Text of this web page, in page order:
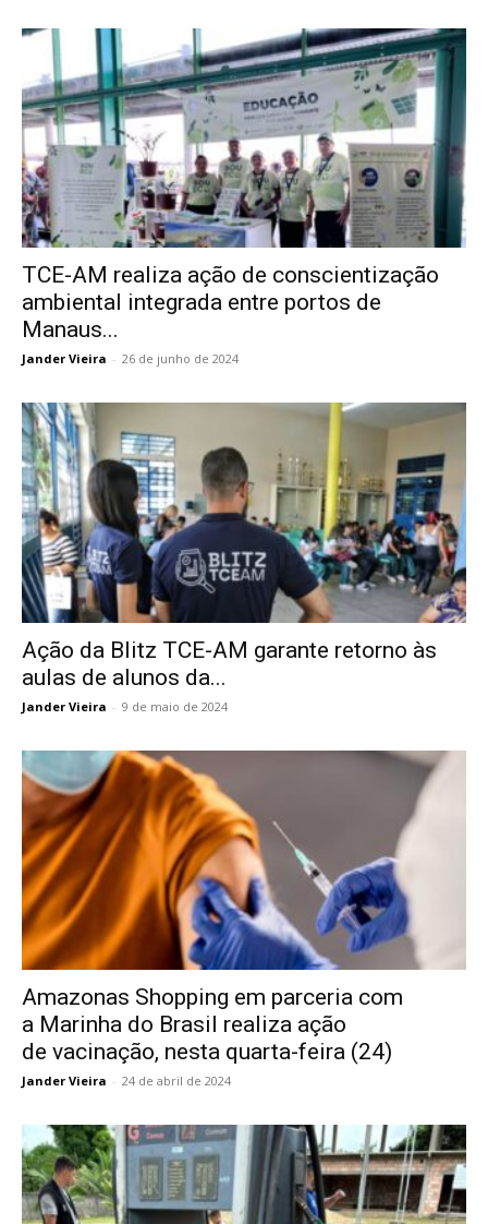
TCE-AM realiza ação de conscientização
ambiental integrada entre portos de
Manaus...
Jander Vieira - 26 de junho de 2024
Ação da Blitz TCE-AM garante retorno às
aulas de alunos da...
Jander Vieira - 9 de maio de 2024
Amazonas Shopping em parceria com
a Marinha do Brasil realiza ação
de vacinação, nesta quarta-feira (24)
Jander Vieira - 24 de abril de 2024